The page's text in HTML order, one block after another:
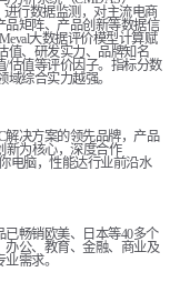
进行数据监测，对主流电商
矩阵、产品创新等数据信
大数据评价模型计算赋
值、研发实力、品牌知名
估值等评价因子。指标分数
综合实力越强。
解决方案的领先品牌，产品
新为核心，深度合作
电脑，性能达行业前沿水
畅销欧美、日本等40多个
办公、教育、金融、商业及
需求。